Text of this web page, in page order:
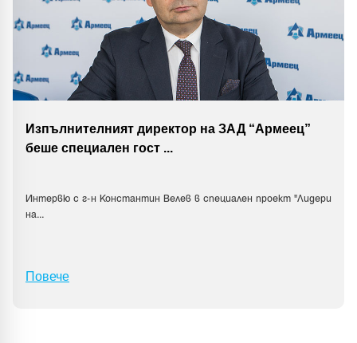
Изпълнителният директор на ЗАД “Армеец”
беше специален гост ...
Интервю с г-н Константин Велев в специален проект "Лидери
на...
Повече